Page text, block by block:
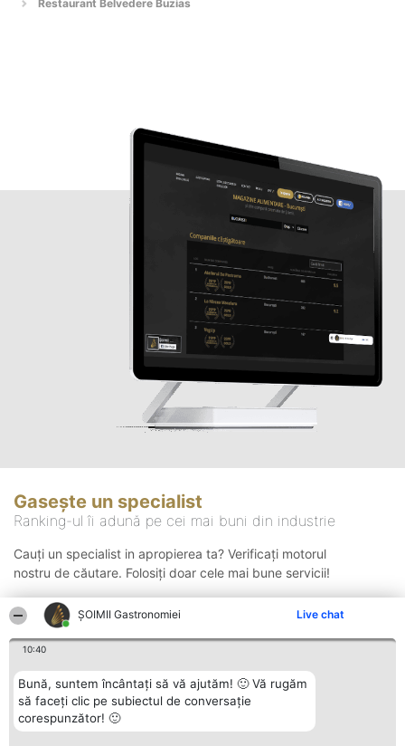
ȘOIMII Gastronomiei Live chat
10:40
Bună, suntem încântați să vă ajutăm! 🙂 Vă rugăm
să faceți clic pe subiectul de conversație
corespunzător! 🙂
Restaurant Belvedere Buzias
Gasește un specialist
Ranking-ul îi adună pe cei mai buni din industrie
Cauți un specialist in apropierea ta? Verificați motorul
nostru de căutare. Folosiți doar cele mai bune servicii!